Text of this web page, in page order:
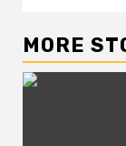
MORE